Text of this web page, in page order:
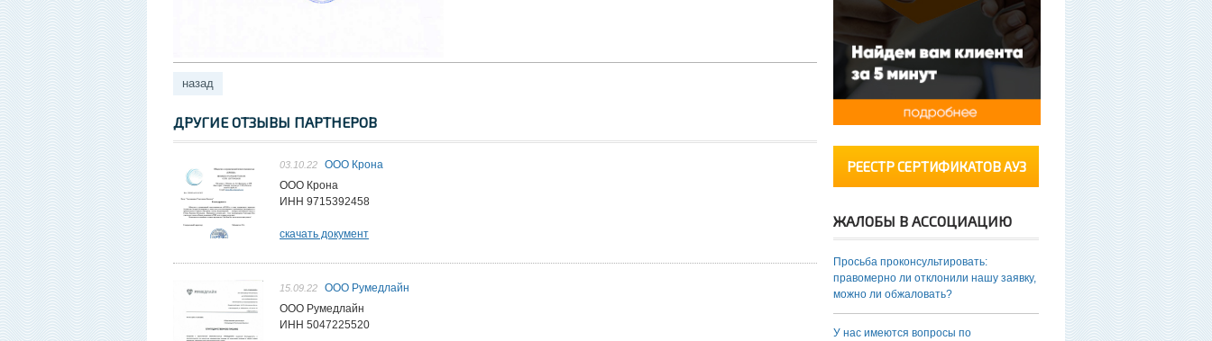
РЕЕСТР СЕРТИФИКАТОВ АУЗ
ЖАЛОБЫ В АССОЦИАЦИЮ
Просьба проконсультировать:
правомерно ли отклонили нашу заявку,
можно ли обжаловать?
У нас имеются вопросы по
назад
ДРУГИЕ ОТЗЫВЫ ПАРТНЕРОВ
03.10.22
ООО Крона
ООО Крона
ИНН 9715392458
скачать документ
15.09.22
ООО Румедлайн
ООО Румедлайн
ИНН 5047225520